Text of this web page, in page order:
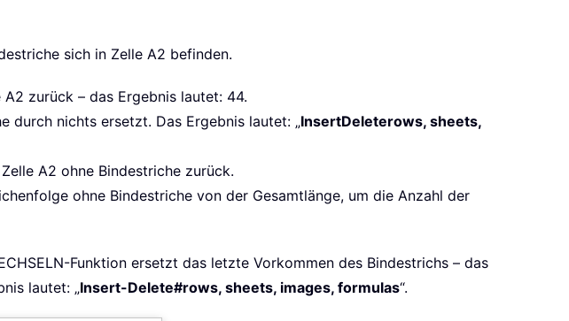
sich in Zelle A2 befinden.
zurück – das Ergebnis lautet: 44.
durch nichts ersetzt. Das Ergebnis lautet: „InsertDeleterows, sheets,
A2 ohne Bindestriche zurück.
ohne Bindestriche von der Gesamtlänge, um die Anzahl der
Funktion ersetzt das letzte Vorkommen des Bindestrichs – das
lautet: „Insert-Delete#rows, sheets, images, formulas“.